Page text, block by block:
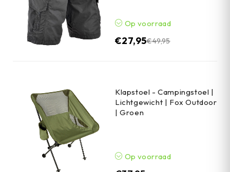
Op voorraad
€49,95
€27,95
Klapstoel - Campingstoel |
Lichtgewicht | Fox Outdoor
| Groen
Op voorraad